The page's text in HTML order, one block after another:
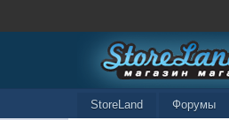
StoreLand Форумы